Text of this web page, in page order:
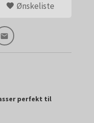
Ønskeliste
perfekt til